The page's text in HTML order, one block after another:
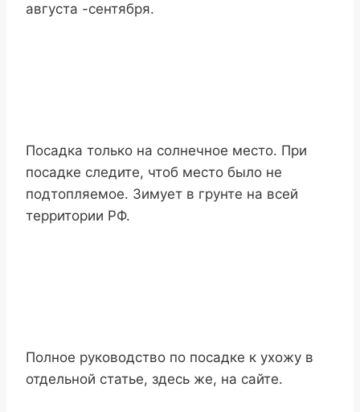
августа -сентября.
Посадка только на солнечное место. При
посадке следите, чтоб место было не
подтопляемое. Зимует в грунте на всей
территории РФ.
Полное руководство по посадке к ухожу в
отдельной статье, здесь же, на сайте.